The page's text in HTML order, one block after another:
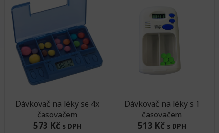
Dávkovač na léky se 4x
časovačem
573 Kč s DPH
Dávkovač na léky s 1
časovačem
513 Kč s DPH